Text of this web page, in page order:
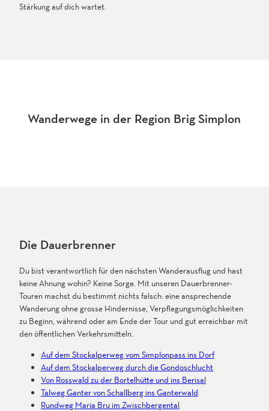
Stärkung auf dich wartet.
Wanderwege in der Region Brig Simplon
Die Dauerbrenner
Du bist verantwortlich für den nächsten Wanderausflug und hast
keine Ahnung wohin? Keine Sorge. Mit unseren Dauerbrenner-
Touren machst du bestimmt nichts falsch: eine ansprechende
Wanderung ohne grosse Hindernisse, Verpflegungsmöglichkeiten
zu Beginn, während oder am Ende der Tour und gut erreichbar mit
den öffentlichen Verkehrsmitteln.
Auf dem Stockalperweg vom Simplonpass ins Dorf
Auf dem Stockalperweg durch die Gondoschlucht
Von Rosswald zu der Bortelhütte und ins Berisal
Talweg Ganter von Schallberg ins Ganterwald
Rundweg Maria Bru im Zwischbergental